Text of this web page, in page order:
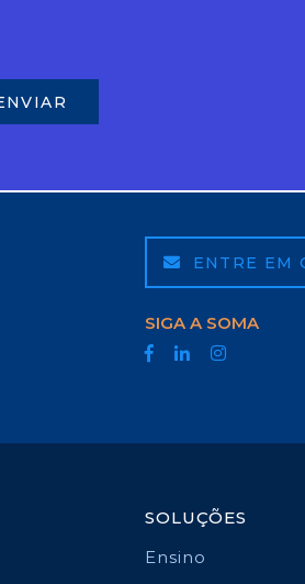
ENTRE EM
SIGA A SOMA
SOLUÇÕES
Ensino